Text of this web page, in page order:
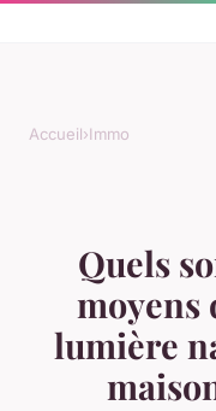
Accueil›Immo
Quels
moyens
lumière